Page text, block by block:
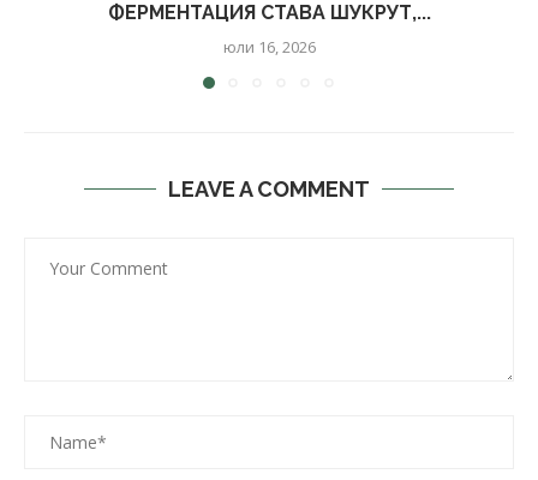
ФЕРМЕНТАЦИЯ СТАВА ШУКРУТ,...
юли 16, 2026
LEAVE A COMMENT